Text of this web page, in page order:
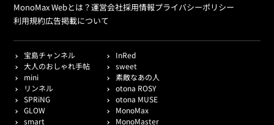
MonoMax Webとは？運営会社採用情報プライバシーポリシー
利用規約広告掲載について
宝島チャンネル
InRed
大人のおしゃれ手帖
sweet
mini
素敵なあの人
リンネル
otona ROSY
SPRiNG
otona MUSE
GLOW
MonoMax
smart
MonoMaster